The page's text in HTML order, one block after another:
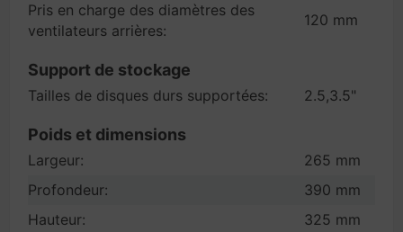
Pris en charge des diamètres des
ventilateurs arrières:
120 mm
Support de stockage
Tailles de disques durs supportées: 2.5,3.5"
Poids et dimensions
Largeur:
265 mm
Profondeur:
390 mm
Hauteur:
325 mm